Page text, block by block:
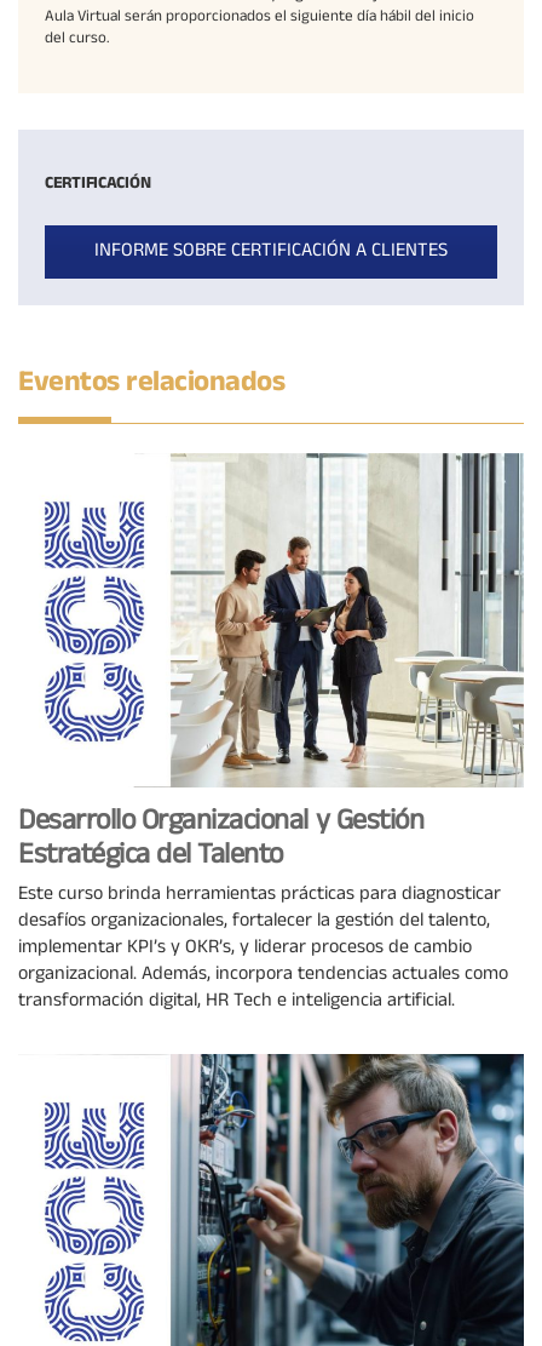
Aula Virtual serán proporcionados el siguiente día hábil del inicio
del curso.
CERTIFICACIÓN
INFORME SOBRE CERTIFICACIÓN A CLIENTES
Eventos relacionados
Desarrollo Organizacional y Gestión
Estratégica del Talento
Este curso brinda herramientas prácticas para diagnosticar
desafíos organizacionales, fortalecer la gestión del talento,
implementar KPI’s y OKR’s, y liderar procesos de cambio
organizacional. Además, incorpora tendencias actuales como
transformación digital, HR Tech e inteligencia artificial.